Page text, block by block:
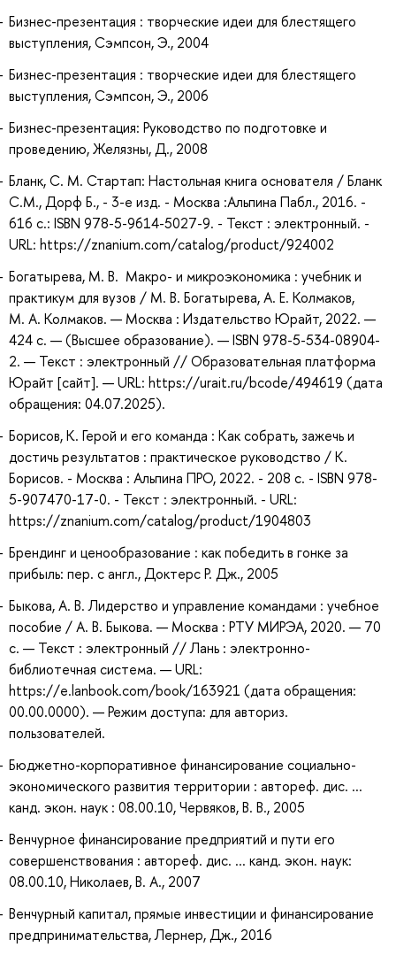
Бизнес-презентация : творческие идеи для блестящего
выступления, Сэмпсон, Э., 2004
Бизнес-презентация : творческие идеи для блестящего
выступления, Сэмпсон, Э., 2006
Бизнес-презентация: Руководство по подготовке и
проведению, Желязны, Д., 2008
Бланк, С. М. Стартап: Настольная книга основателя / Бланк
С.М., Дорф Б., - 3-е изд. - Москва :Альпина Пабл., 2016. -
616 с.: ISBN 978-5-9614-5027-9. - Текст : электронный. -
URL: https://znanium.com/catalog/product/924002
Богатырева, М. В. Макро- и микроэкономика : учебник и
практикум для вузов / М. В. Богатырева, А. Е. Колмаков,
М. А. Колмаков. — Москва : Издательство Юрайт, 2022. —
424 с. — (Высшее образование). — ISBN 978-5-534-08904-
2. — Текст : электронный // Образовательная платформа
Юрайт [сайт]. — URL: https://urait.ru/bcode/494619 (дата
обращения: 04.07.2025).
Борисов, К. Герой и его команда : Как собрать, зажечь и
достичь результатов : практическое руководство / К.
Борисов. - Москва : Альпина ПРО, 2022. - 208 с. - ISBN 978-
5-907470-17-0. - Текст : электронный. - URL:
https://znanium.com/catalog/product/1904803
Брендинг и ценообразование : как победить в гонке за
прибыль: пер. с англ., Доктерс Р. Дж., 2005
Быкова, А. В. Лидерство и управление командами : учебное
пособие / А. В. Быкова. — Москва : РТУ МИРЭА, 2020. — 70
с. — Текст : электронный // Лань : электронно-
библиотечная система. — URL:
https://e.lanbook.com/book/163921 (дата обращения:
00.00.0000). — Режим доступа: для авториз.
пользователей.
Бюджетно-корпоративное финансирование социально-
экономического развития территории : автореф. дис. ...
канд. экон. наук : 08.00.10, Червяков, В. В., 2005
Венчурное финансирование предприятий и пути его
совершенствования : автореф. дис. ... канд. экон. наук:
08.00.10, Николаев, В. А., 2007
Венчурный капитал, прямые инвестиции и финансирование
предпринимательства, Лернер, Дж., 2016